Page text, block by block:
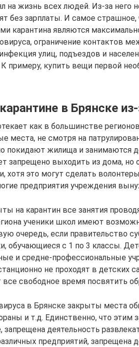
на жизнь всех людей. Из-за него
без зарплаты. И самое страшное,
карантина являются
ограничение контактов
улиц, подъездов и
примеру, купить вещи первой
в Брянске
как в большинстве
места, не смотря на
покидают жилища и занимаются
запрещено выходить из дома, но
хотя это могут сделать
предприятия учреждения
на карантин все занятия
ученики школ имеют
очередь, если правительство
обучающиеся с 1 по 3 классы.
и средне-профессиональные
не проходят в детских
все свободное время посвятить
в Брянске закрыты места
и т.д. Единственно, что этим
деятельность
предприятий, запрещена